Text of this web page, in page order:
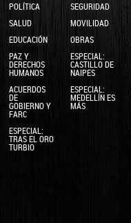
POLÍTICA
SALUD
EDUCACIÓN
PAZ Y
DERECHOS
HUMANOS
ACUERDOS
DE
GOBIERNO Y
FARC
ESPECIAL:
TRAS EL ORO
TURBIO
SEGURIDAD
MOVILIDAD
OBRAS
ESPECIAL:
CASTILLO DE
NAIPES
ESPECIAL:
MEDELLÍN ES
MÁS